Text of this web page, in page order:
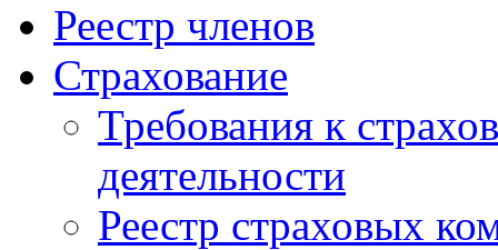
Реестр членов
Страхование
Требования к
деятельности
Реестр страховых